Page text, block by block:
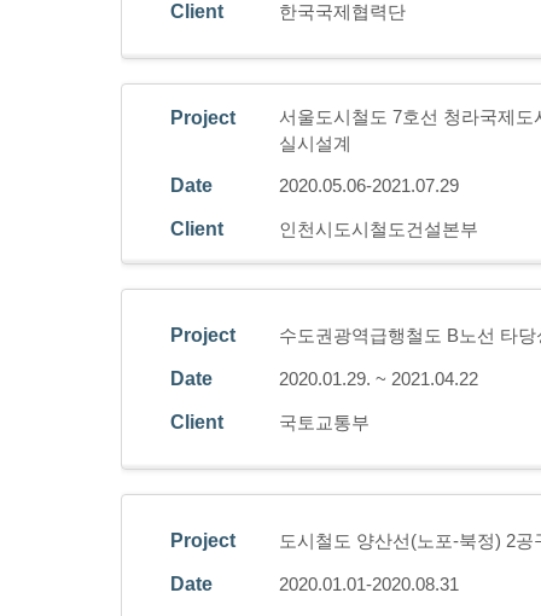
Client 한국국제협력단
Project
서울도시철도 7호선 청라국제
실시설계
Date 2020.05.06-2021.07.29
Client 인천시도시철도건설본부
Project 수도권광역급행철도 B노선 타
Date 2020.01.29. ~ 2021.04.22
Client 국토교통부
Project 도시철도 양산선(노포-북정) 2
Date 2020.01.01-2020.08.31